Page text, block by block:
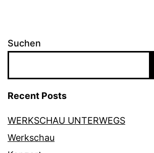
Suchen
Recent Posts
WERKSCHAU UNTERWEGS
Werkschau